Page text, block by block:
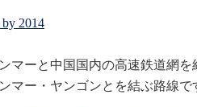
2014
マーと中国国内の高速鉄道網を
マー・ヤンゴンとを結ぶ路線で